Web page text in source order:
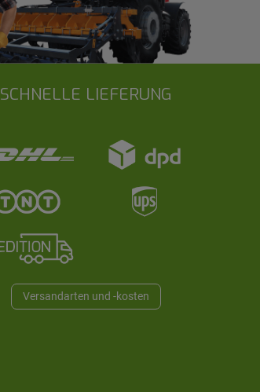
SCHNELLE LIEFERUNG
Versandarten und -kosten